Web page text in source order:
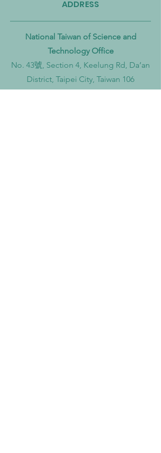
ADDRESS
National Taiwan of Science and
Technology Office
No. 43號, Section 4, Keelung Rd, Da’an
District, Taipei City, Taiwan 106